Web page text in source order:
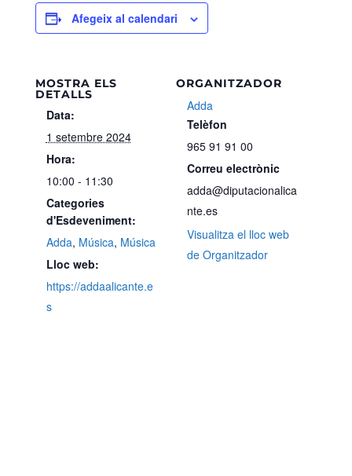
Afegeix al calendari
MOSTRA ELS
DETALLS
Data:
1 setembre 2024
Hora:
10:00 - 11:30
Categories
d'Esdeveniment:
Adda, Música, Música
Lloc web:
https://addaalicante.e
s
ORGANITZADOR
Adda
Telèfon
965 91 91 00
Correu electrònic
adda@diputacionalica
nte.es
Visualitza el lloc web
de Organitzador